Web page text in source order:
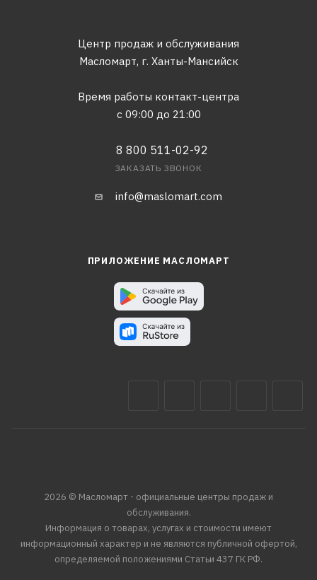
Центр продаж и обслуживания
Масломарт, г. Ханты-Мансийск
Время работы контакт-центра
с 09:00 до 21:00
8 800 511-02-92
ЗАКАЗАТЬ ЗВОНОК
info@maslomart.com
ПРИЛОЖЕНИЕ МАСЛОМАРТ
2026 © Масломарт - официальные центры продаж и
обслуживания.
Информация о товарах, услугах и стоимости имеют
информационный характер и не являются публичной офертой,
определяемой положениями Статьи 437 ГК РФ.